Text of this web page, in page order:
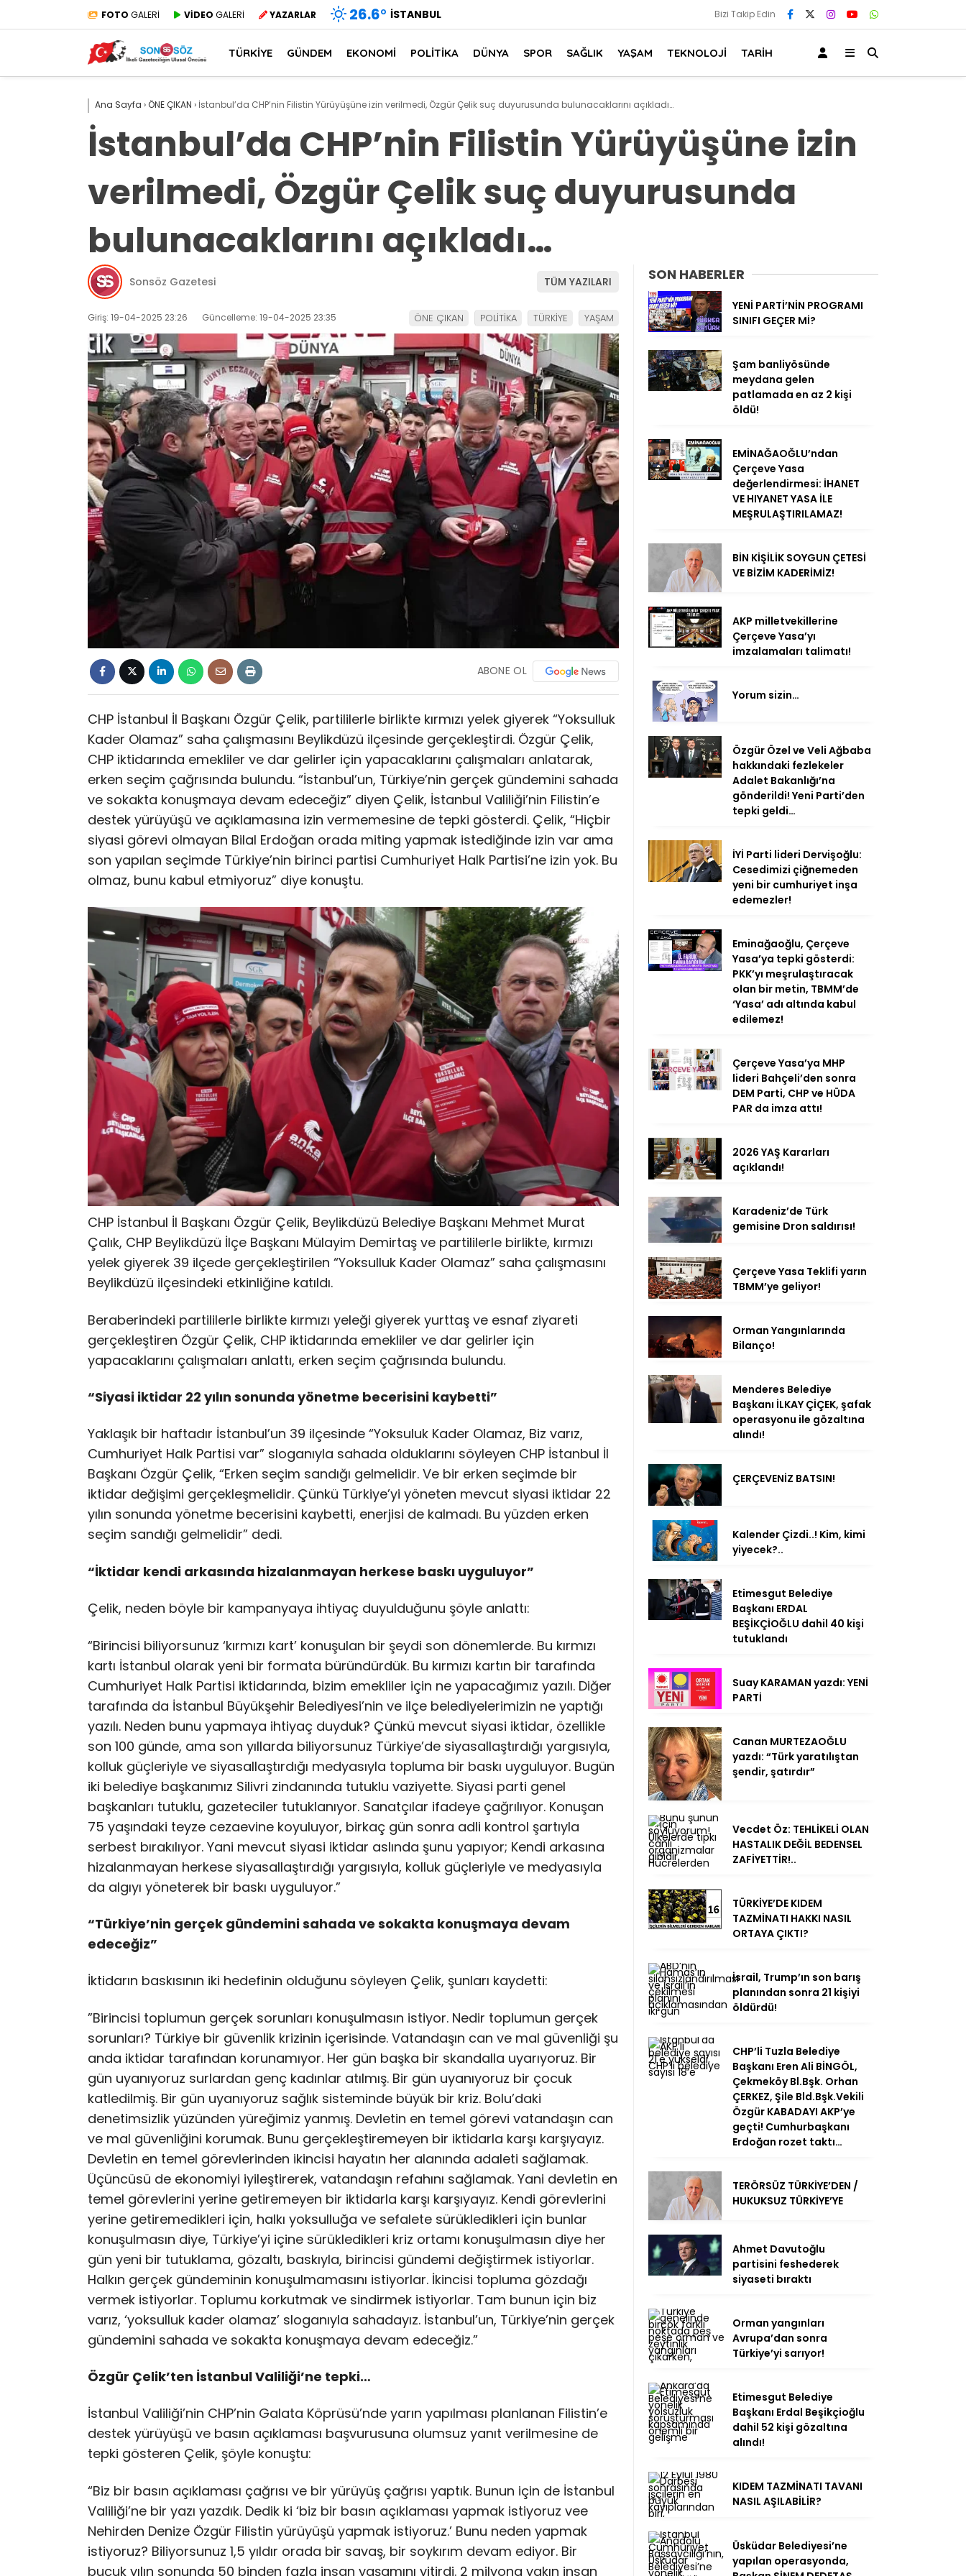
FOTO GALERİ VİDEO GALERİ YAZARLAR 26.6° İSTANBUL Bizi Takip Edin
TÜRKİYE GÜNDEM EKONOMİ POLİTİKA DÜNYA SPOR SAĞLIK YAŞAM TEKNOLOJİ TARİH
Ana Sayfa ›ÖNE ÇIKAN › İstanbul’da CHP’nin Filistin Yürüyüşüne izin verilmedi, Özgür Çelik suç duyurusunda bulunacaklarını açıkladı…
İstanbul’da CHP’nin Filistin Yürüyüşüne izin
verilmedi, Özgür Çelik suç duyurusunda
bulunacaklarını açıkladı…
Sonsöz Gazetesi TÜM YAZILARI
Giriş: 19-04-2025 23:26 Güncelleme: 19-04-2025 23:35 ÖNE ÇIKAN POLİTİKA TÜRKİYE YAŞAM
ABONE OL
CHP İstanbul İl Başkanı Özgür Çelik, partililerle birlikte kırmızı yelek giyerek “Yoksulluk
Kader Olamaz” saha çalışmasını Beylikdüzü ilçesinde gerçekleştirdi. Özgür Çelik,
CHP iktidarında emekliler ve dar gelirler için yapacaklarını çalışmaları anlatarak,
erken seçim çağrısında bulundu. “İstanbul’un, Türkiye’nin gerçek gündemini sahada
ve sokakta konuşmaya devam edeceğiz” diyen Çelik, İstanbul Valiliği’nin Filistin’e
destek yürüyüşü ve açıklamasına izin vermemesine de tepki gösterdi. Çelik, “Hiçbir
siyasi görevi olmayan Bilal Erdoğan orada miting yapmak istediğinde izin var ama
son yapılan seçimde Türkiye’nin birinci partisi Cumhuriyet Halk Partisi’ne izin yok. Bu
olmaz, bunu kabul etmiyoruz” diye konuştu.
CHP İstanbul İl Başkanı Özgür Çelik, Beylikdüzü Belediye Başkanı Mehmet Murat
Çalık, CHP Beylikdüzü İlçe Başkanı Mülayim Demirtaş ve partililerle birlikte, kırmızı
yelek giyerek 39 ilçede gerçekleştirilen “Yoksulluk Kader Olamaz” saha çalışmasını
Beylikdüzü ilçesindeki etkinliğine katıldı.
Beraberindeki partililerle birlikte kırmızı yeleği giyerek yurttaş ve esnaf ziyareti
gerçekleştiren Özgür Çelik, CHP iktidarında emekliler ve dar gelirler için
yapacaklarını çalışmaları anlattı, erken seçim çağrısında bulundu.
“Siyasi iktidar 22 yılın sonunda yönetme becerisini kaybetti”
Yaklaşık bir haftadır İstanbul’un 39 ilçesinde “Yoksuluk Kader Olamaz, Biz varız,
Cumhuriyet Halk Partisi var” sloganıyla sahada olduklarını söyleyen CHP İstanbul İl
Başkanı Özgür Çelik, “Erken seçim sandığı gelmelidir. Ve bir erken seçimde bir
iktidar değişimi gerçekleşmelidir. Çünkü Türkiye’yi yöneten mevcut siyasi iktidar 22
yılın sonunda yönetme becerisini kaybetti, enerjisi de kalmadı. Bu yüzden erken
seçim sandığı gelmelidir” dedi.
“İktidar kendi arkasında hizalanmayan herkese baskı uyguluyor”
Çelik, neden böyle bir kampanyaya ihtiyaç duyulduğunu şöyle anlattı:
“Birincisi biliyorsunuz ‘kırmızı kart’ konuşulan bir şeydi son dönemlerde. Bu kırmızı
kartı İstanbul olarak yeni bir formata büründürdük. Bu kırmızı kartın bir tarafında
Cumhuriyet Halk Partisi iktidarında, bizim emekliler için ne yapacağımız yazılı. Diğer
tarafında da İstanbul Büyükşehir Belediyesi’nin ve ilçe belediyelerimizin ne yaptığı
yazılı. Neden bunu yapmaya ihtiyaç duyduk? Çünkü mevcut siyasi iktidar, özellikle
son 100 günde, ama son yıllarda biliyorsunuz Türkiye’de siyasallaştırdığı yargısıyla,
kolluk güçleriyle ve siyasallaştırdığı medyasıyla topluma bir baskı uyguluyor. Bugün
iki belediye başkanımız Silivri zindanında tutuklu vaziyette. Siyasi parti genel
başkanları tutuklu, gazeteciler tutuklanıyor. Sanatçılar ifadeye çağrılıyor. Konuşan
75 yaşındaki teyze cezaevine koyuluyor, birkaç gün sonra adli kontrol şartıyla
serbest bırakılıyor. Yani mevcut siyasi iktidar aslında şunu yapıyor; Kendi arkasına
hizalanmayan herkese siyasallaştırdığı yargısıyla, kolluk güçleriyle ve medyasıyla
da algıyı yöneterek bir baskı uyguluyor.”
“Türkiye’nin gerçek gündemini sahada ve sokakta konuşmaya devam
edeceğiz”
İktidarın baskısının iki hedefinin olduğunu söyleyen Çelik, şunları kaydetti:
”Birincisi toplumun gerçek sorunları konuşulmasın istiyor. Nedir toplumun gerçek
sorunları? Türkiye bir güvenlik krizinin içerisinde. Vatandaşın can ve mal güvenliği şu
anda iktidar tarafından korunamıyor. Her gün başka bir skandalla uyarıyoruz. Bir
gün uyanıyoruz surlardan genç kadınlar atılmış. Bir gün uyanıyoruz bir çocuk
katledilmiş. Bir gün uyanıyoruz sağlık sisteminde büyük bir kriz. Bolu’daki
denetimsizlik yüzünden yüreğimiz yanmış. Devletin en temel görevi vatandaşın can
ve mal güvenliğini korumak. Bunu gerçekleştiremeyen bir iktidarla karşı karşıyayız.
Devletin en temel görevlerinden ikincisi hayatın her alanında adaleti sağlamak.
Üçüncüsü de ekonomiyi iyileştirerek, vatandaşın refahını sağlamak. Yani devletin en
temel görevlerini yerine getiremeyen bir iktidarla karşı karşıyayız. Kendi görevlerini
yerine getiremedikleri için, halkı yoksulluğa ve sefalete sürükledikleri için bunlar
konuşulmasın diye, Türkiye’yi içine sürükledikleri kriz ortamı konuşulmasın diye her
gün yeni bir tutuklama, gözaltı, baskıyla, birincisi gündemi değiştirmek istiyorlar.
Halkın gerçek gündeminin konuşulmamasını istiyorlar. İkincisi topluma gözdağı
vermek istiyorlar. Toplumu korkutmak ve sindirmek istiyorlar. Tam bunun için biz
varız, ‘yoksulluk kader olamaz’ sloganıyla sahadayız. İstanbul’un, Türkiye’nin gerçek
gündemini sahada ve sokakta konuşmaya devam edeceğiz.”
Özgür Çelik’ten İstanbul Valiliği’ne tepki…
İstanbul Valiliği’nin CHP’nin Galata Köprüsü’nde yarın yapılması planlanan Filistin’e
destek yürüyüşü ve basın açıklaması başvurusuna olumsuz yanıt verilmesine de
tepki gösteren Çelik, şöyle konuştu:
“Biz bir basın açıklaması çağrısı ve bir yürüyüş çağrısı yaptık. Bunun için de İstanbul
Valiliği’ne bir yazı yazdık. Dedik ki ‘biz bir basın açıklaması yapmak istiyoruz vee
Nehirden Denize Özgür Filistin yürüyüşü yapmak istiyoruz.’ Bunu neden yapmak
istiyoruz? Biliyorsunuz 1,5 yıldır orada bir savaş, bir soykırım devam ediyor. Bir
buçuk yılın sonunda 50 binden fazla insan yaşamını yitirdi. 2 milyona yakın insan
SON HABERLER
YENİ PARTİ’NİN PROGRAMI
SINIFI GEÇER Mİ?
Şam banliyösünde
meydana gelen
patlamada en az 2 kişi
öldü!
EMİNAĞAOĞLU’ndan
Çerçeve Yasa
değerlendirmesi: İHANET
VE HIYANET YASA İLE
MEŞRULAŞTIRILAMAZ!
BİN KİŞİLİK SOYGUN ÇETESİ
VE BİZİM KADERİMİZ!
AKP milletvekillerine
Çerçeve Yasa’yı
imzalamaları talimatı!
Yorum sizin…
Özgür Özel ve Veli Ağbaba
hakkındaki fezlekeler
Adalet Bakanlığı’na
gönderildi! Yeni Parti’den
tepki geldi…
İYİ Parti lideri Dervişoğlu:
Cesedimizi çiğnemeden
yeni bir cumhuriyet inşa
edemezler!
Eminağaoğlu, Çerçeve
Yasa’ya tepki gösterdi:
PKK’yı meşrulaştıracak
olan bir metin, TBMM’de
‘Yasa’ adı altında kabul
edilemez!
Çerçeve Yasa’ya MHP
lideri Bahçeli’den sonra
DEM Parti, CHP ve HÜDA
PAR da imza attı!
2026 YAŞ Kararları
açıklandı!
Karadeniz’de Türk
gemisine Dron saldırısı!
Çerçeve Yasa Teklifi yarın
TBMM’ye geliyor!
Orman Yangınlarında
Bilanço!
Menderes Belediye
Başkanı İLKAY ÇİÇEK, şafak
operasyonu ile gözaltına
alındı!
ÇERÇEVENİZ BATSIN!
Kalender Çizdi..! Kim, kimi
yiyecek?..
Etimesgut Belediye
Başkanı ERDAL
BEŞİKÇİOĞLU dahil 40 kişi
tutuklandı
Suay KARAMAN yazdı: YENİ
PARTİ
Canan MURTEZAOĞLU
yazdı: “Türk yaratılıştan
şendir, şatırdır”
Vecdet Öz: TEHLİKELİ OLAN
HASTALIK DEĞİL BEDENSEL
ZAFİYETTİR!..
TÜRKİYE’DE KIDEM
TAZMİNATI HAKKI NASIL
ORTAYA ÇIKTI?
İsrail, Trump’ın son barış
planından sonra 21 kişiyi
öldürdü!
CHP’li Tuzla Belediye
Başkanı Eren Ali BİNGÖL,
Çekmeköy Bl.Bşk. Orhan
ÇERKEZ, Şile Bld.Bşk.Vekili
Özgür KABADAYI AKP’ye
geçti! Cumhurbaşkanı
Erdoğan rozet taktı…
TERÖRSÜZ TÜRKİYE’DEN /
HUKUKSUZ TÜRKİYE’YE
Ahmet Davutoğlu
partisini feshederek
siyaseti bıraktı
Orman yangınları
Avrupa’dan sonra
Türkiye’yi sarıyor!
Etimesgut Belediye
Başkanı Erdal Beşikçioğlu
dahil 52 kişi gözaltına
alındı!
KIDEM TAZMİNATI TAVANI
NASIL AŞILABİLİR?
Üsküdar Belediyesi’ne
yapılan operasyonda,